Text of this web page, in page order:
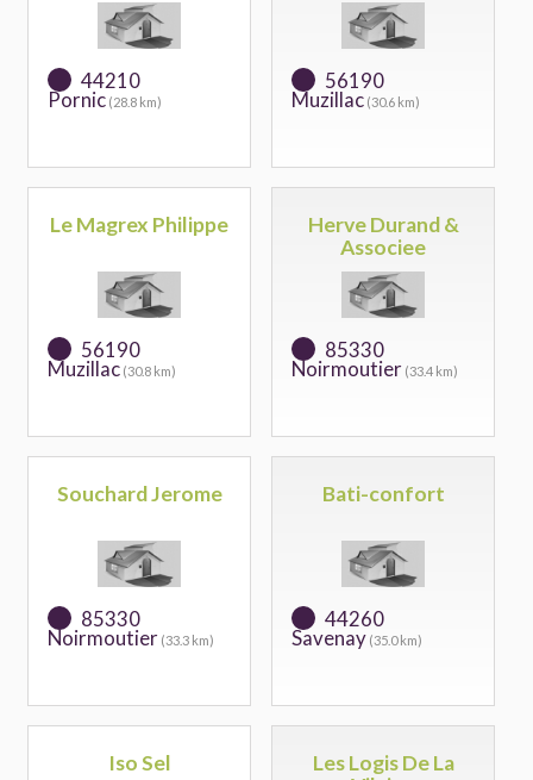
44210
Pornic (28.8 km)
56190
Muzillac (30.6 km)
Le Magrex Philippe
56190
Muzillac (30.8 km)
Herve Durand &
Associee
85330
Noirmoutier (33.4 km)
Souchard Jerome
85330
Noirmoutier (33.3 km)
Bati-confort
44260
Savenay (35.0 km)
Iso Sel
Les Logis De La